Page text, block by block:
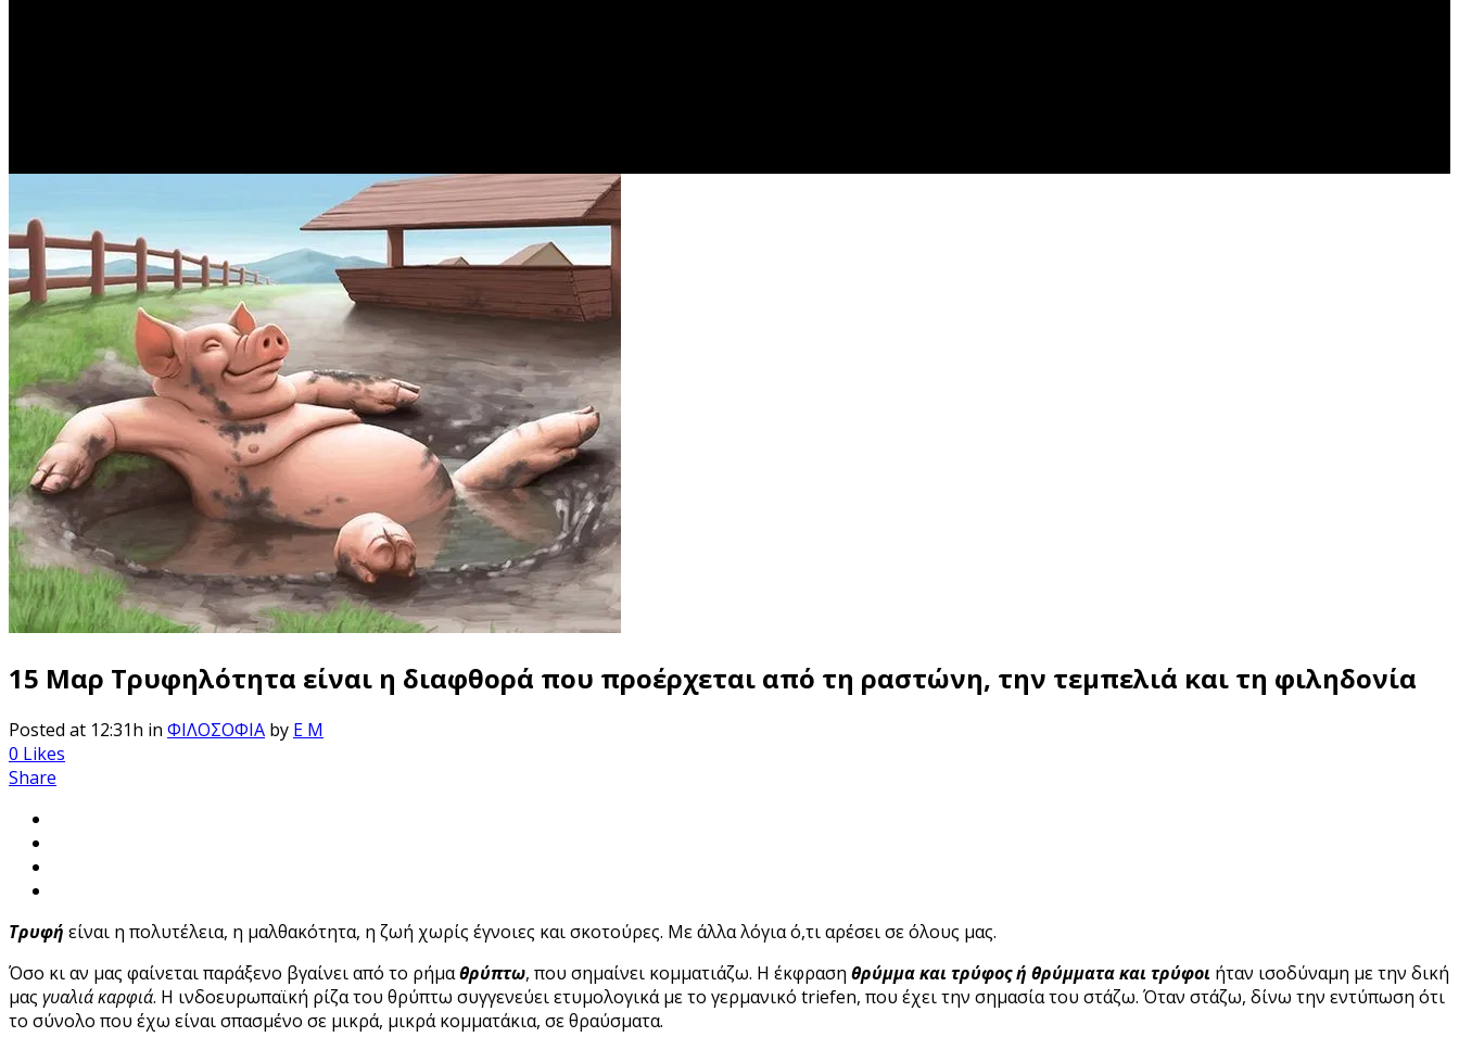
15 Μαρ Τρυφηλότητα είναι η διαφθορά που προέρχεται από τη ραστώνη, την τεμπελιά και τη φιληδονία
Posted at 12:31h in ΦΙΛΟΣΟΦΙΑ by E M
0 Likes
Share
Τρυφή είναι η πολυτέλεια, η μαλθακότητα, η ζωή χωρίς έγνοιες και σκοτούρες. Με άλλα λόγια ό,τι αρέσει σε όλους μας.
Όσο κι αν μας φαίνεται παράξενο βγαίνει από το ρήμαθρύπτω, που σημαίνει κομματιάζω. Η έκφραση θρύμμα και τρύφος ή θρύμματα και τρύφοι ήταν ισοδύναμη με την δική
μας γυαλιά καρφιά. Η ινδοευρωπαϊκή ρίζα του θρύπτω συγγενεύει ετυμολογικά με το γερμανικό triefen, που έχει την σημασία του στάζω. Όταν στάζω, δίνω την εντύπωση ότι
το σύνολο που έχω είναι σπασμένο σε μικρά, μικρά κομματάκια, σε θραύσματα.